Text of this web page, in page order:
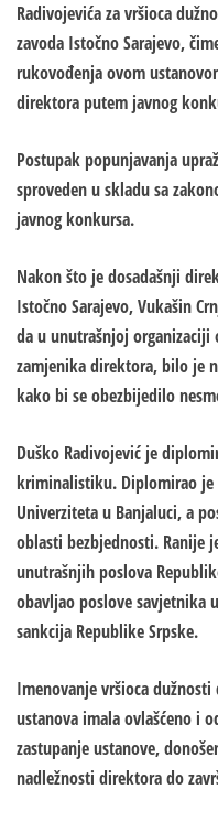
Radivojevića za vršioca
zavoda Istočno Sarajevo,
rukovođenja ovom
direktora putem javnog
Postupak popunjavanja
sproveden u skladu sa
javnog konkursa.
Nakon što je dosadašnji
Istočno Sarajevo, Vukašin
da u unutrašnjoj
zamjenika direktora, bilo je
kako bi se obezbijedilo
Duško Radivojević je
kriminalistiku. Diplomirao je
Univerziteta u Banjaluci, a
oblasti bezbjednosti. Ranije
unutrašnjih poslova
obavljao poslove savjetnika
sankcija Republike Srpske.
Imenovanje vršioca
ustanova imala ovlašćeno i
zastupanje ustanove,
nadležnosti direktora do